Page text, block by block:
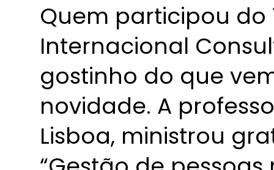
Quem participou do
Internacional
gostinho do que
novidade. A
Lisboa, ministrou